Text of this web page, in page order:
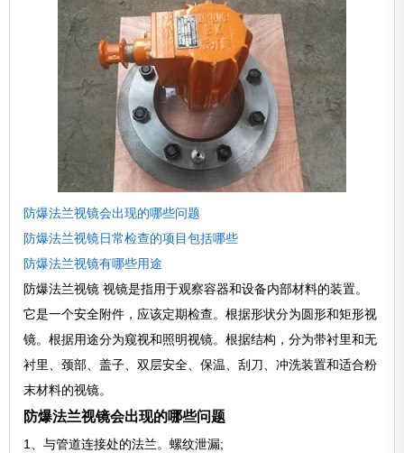
防爆法兰视镜会出现的哪些问题
防爆法兰视镜日常检查的项目包括哪些
防爆法兰视镜有哪些用途
防爆法兰视镜 视镜是指用于观察容器和设备内部材料的装置。
它是一个安全附件，应该定期检查。根据形状分为圆形和矩形视
镜。根据用途分为窥视和照明视镜。根据结构，分为带衬里和无
衬里、颈部、盖子、双层安全、保温、刮刀、冲洗装置和适合粉
末材料的视镜。
防爆法兰视镜会出现的哪些问题
1、与管道连接处的法兰。螺纹泄漏;